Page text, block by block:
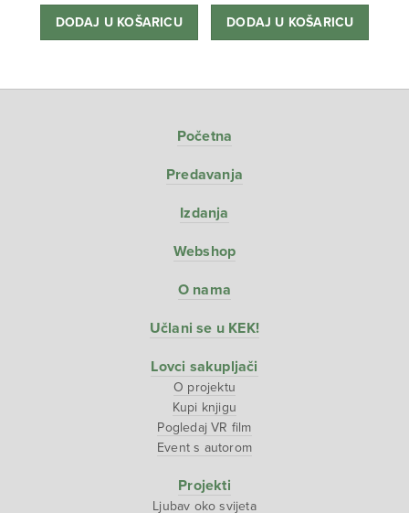
bila
je:
cijena
je:
DODAJ U KOŠARICU DODAJ U KOŠARICU
Početna
Predavanja
Izdanja
Webshop
O nama
Učlani se u KEK!
Lovci sakupljači
O projektu
Kupi knjigu
Pogledaj VR film
Event s autorom
Projekti
Ljubav oko svijeta